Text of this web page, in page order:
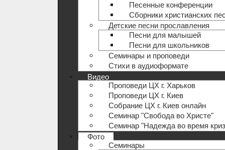
Песенные конференции
Сборники христианских
Детские песни прославления
Песни для малышей
Песни для школьников
Семинары и проповеди
Стихи в аудиоформате
Видео
Проповеди ЦХ г. Харьков
Проповеди ЦХ г. Киев
Собрание ЦХ г. Киев онлайн
Семинар "Свобода во Христе"
Семинар "Надежда во время
Фото
Семинары